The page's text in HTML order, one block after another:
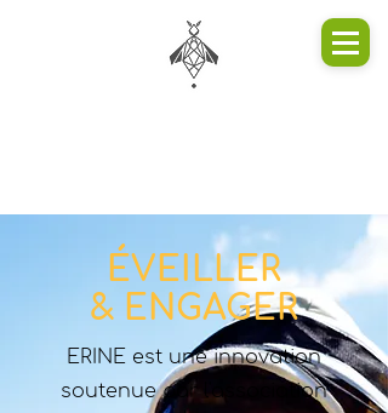
ÉVEILLER
& ENGAGER
ERINE est une innovation
soutenue par l'association